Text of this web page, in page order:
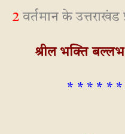
2 वर्तमान के
श्रील भक्ति बल्लभ
* * * * *